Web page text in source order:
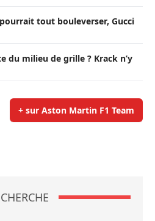
tout bouleverser, Gucci
du milieu de grille ? Krack n’y
+ sur Aston Martin F1 Team